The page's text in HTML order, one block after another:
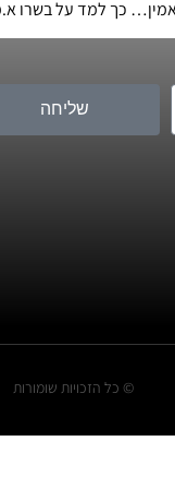
כך למד על בשרו
שליחה
© כל הזכויות שומורות